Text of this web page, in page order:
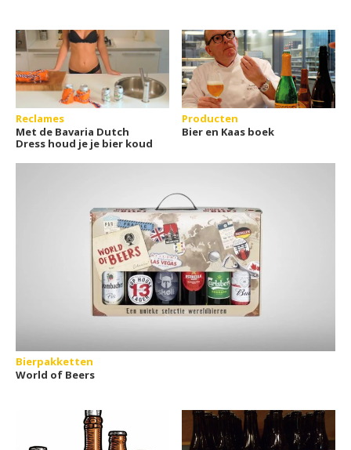
Reclames
Met de Bavaria Dutch
Dress houd je je bier koud
Producten
Bier en Kaas boek
Bierpakketten
World of Beers